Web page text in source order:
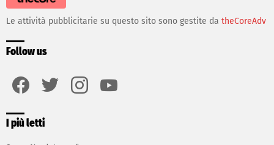
Le attività pubblicitarie su questo sito sono gestite da theCoreAdv
Follow us
I più letti